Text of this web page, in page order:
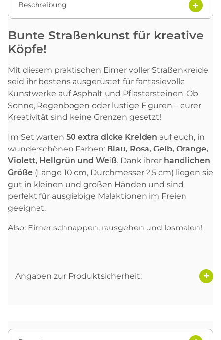
Beschreibung
Bunte Straßenkunst für kreative
Köpfe!
Mit diesem praktischen Eimer voller Straßenkreide
seid ihr bestens ausgerüstet für fantasievolle
Kunstwerke auf Asphalt und Pflastersteinen. Ob
Sonne, Regenbogen oder lustige Figuren – eurer
Kreativität sind keine Grenzen gesetzt!
Im Set warten 50 extra dicke Kreiden auf euch, in
wunderschönen Farben: Blau, Rosa, Gelb, Orange,
Violett, Hellgrün und Weiß. Dank ihrer handlichen
Größe (Länge 10 cm, Durchmesser 2,5 cm) liegen sie
gut in kleinen und großen Händen und sind
perfekt für ausgiebige Malaktionen im Freien
geeignet.
Also: Eimer schnappen, rausgehen und losmalen!
Angaben zur Produktsicherheit: